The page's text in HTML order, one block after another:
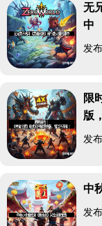
无
中
发
限
版
发
中
发